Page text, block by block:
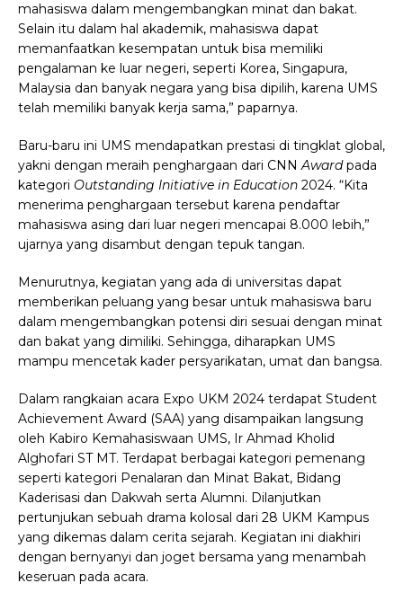
mahasiswa dalam mengembangkan minat dan bakat.
Selain itu dalam hal akademik, mahasiswa dapat
memanfaatkan kesempatan untuk bisa memiliki
pengalaman ke luar negeri, seperti Korea, Singapura,
Malaysia dan banyak negara yang bisa dipilih, karena UMS
telah memiliki banyak kerja sama,” paparnya.
Baru-baru ini UMS mendapatkan prestasi di tingklat global,
yakni dengan meraih penghargaan dari CNNAwardpada
kategori Outstanding Initiative in Education 2024. “Kita
menerima penghargaan tersebut karena pendaftar
mahasiswa asing dari luar negeri mencapai 8.000 lebih,”
ujarnya yang disambut dengan tepuk tangan.
Menurutnya, kegiatan yang ada di universitas dapat
memberikan peluang yang besar untuk mahasiswa baru
dalam mengembangkan potensi diri sesuai dengan minat
dan bakat yang dimiliki. Sehingga, diharapkan UMS
mampu mencetak kader persyarikatan, umat dan bangsa.
Dalam rangkaian acara Expo UKM 2024 terdapat Student
Achievement Award (SAA) yang disampaikan langsung
oleh Kabiro Kemahasiswaan UMS, Ir Ahmad Kholid
Alghofari ST MT. Terdapat berbagai kategori pemenang
seperti kategori Penalaran dan Minat Bakat, Bidang
Kaderisasi dan Dakwah serta Alumni. Dilanjutkan
pertunjukan sebuah drama kolosal dari 28 UKM Kampus
yang dikemas dalam cerita sejarah. Kegiatan ini diakhiri
dengan bernyanyi dan joget bersama yang menambah
keseruan pada acara.